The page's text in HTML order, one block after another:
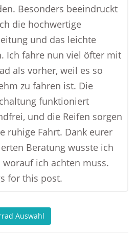
Besonders beeindruckt
die hochwertige
und das leichte
Ich fahre nun viel öfter mit
als vorher, weil es so
zu fahren ist. Die
funktioniert
und die Reifen sorgen
ruhige Fahrt. Dank eurer
Beratung wusste ich
worauf ich achten muss.
for this post.
Auswahl